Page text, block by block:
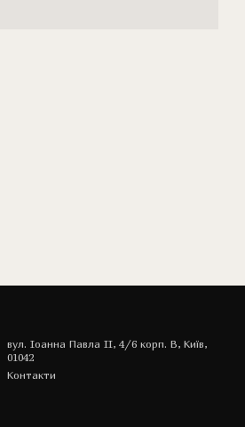
вул. Іоанна Павла II, 4/6 корп. В, Київ,
01042
Контакти